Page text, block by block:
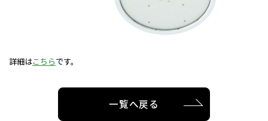
詳細はこちらです。
一覧へ戻る